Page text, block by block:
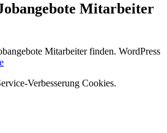
Mitarbeiter
Mitarbeiter finden. WordPress
Verbesserung Cookies.